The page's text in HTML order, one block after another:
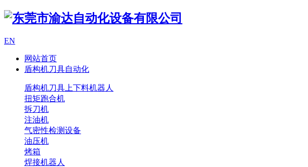
EN
网站首页
盾构机刀具自动化
盾构机刀具上下料机器人
扭矩跑合机
拆刀机
注油机
气密性检测设备
油压机
烤箱
焊接机器人